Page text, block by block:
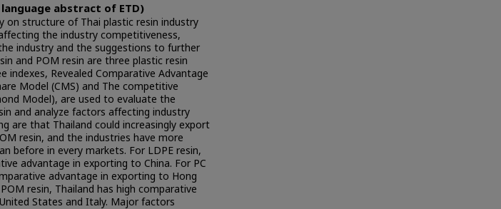
abstract of ETD)
on structure of Thai plastic resin industry
the industry competitiveness,
industry and the suggestions to further
and POM resin are three plastic resin
indexes, Revealed Comparative Advantage
Model (CMS) and The competitive
Model), are used to evaluate the
and analyze factors affecting industry
are that Thailand could increasingly export
resin, and the industries have more
before in every markets. For LDPE resin,
advantage in exporting to China. For PC
advantage in exporting to Hong
resin, Thailand has high comparative
States and Italy. Major factors